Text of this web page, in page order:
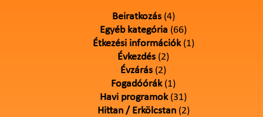
Beiratkozás(4)
Egyéb kategória (66)
Étkezési információk(1)
Évkezdés (2)
Évzárás (2)
Fogadóórák(1)
Havi programok(31)
Hittan / Erkölcstan(2)